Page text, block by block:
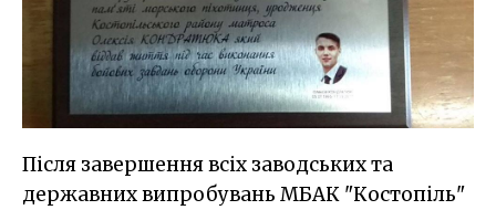
Після завершення всіх заводських та
державних випробувань МБАК "Костопіль"